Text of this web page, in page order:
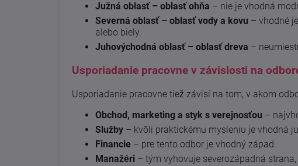
Južná oblasť – oblasť ohňa – nie je vhodná
Severná oblasť – oblasť vody a kovu – vhodné
alebo biely.
Juhovýchodná oblasť – oblasť dreva –
Usporiadanie pracovne v závislosti na
Usporiadanie pracovne tiež závisí na tom, v akom
Obchod, marketing a styk s verejnosťou –
Služby – kvôli praktickému mysleniu je vhodná
Financie – pre tento odbor je vhodný západ.
Manažéri – tým vyhovuje severozápadná